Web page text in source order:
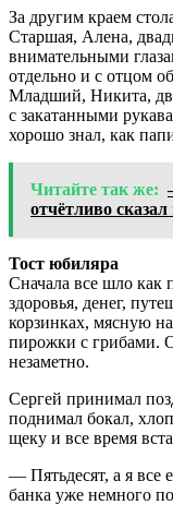
За другим краем
Старшая, Алена,
внимательными
отдельно и с отцом
Младший, Никита,
с закатанными
хорошо знал, как
Читайте так же:
отчётливо
Тост юбиляра
Сначала все шло как
здоровья, денег,
корзинках, мясную
пирожки с грибами.
незаметно.
Сергей принимал
поднимал бокал,
щеку и все время
— Пятьдесят, а я
банка уже немного